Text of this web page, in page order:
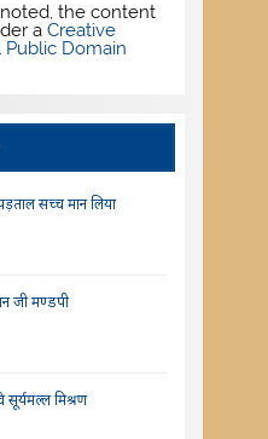
the content
a Creative
Public Domain
सच्च मान लिया
जी मण्डपी
सूर्यमल्ल मिश्रण